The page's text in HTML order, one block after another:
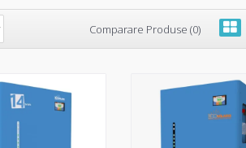
Comparare Produse (0)
200Ah
de ultima generatie
6.841,34
Adaugă in